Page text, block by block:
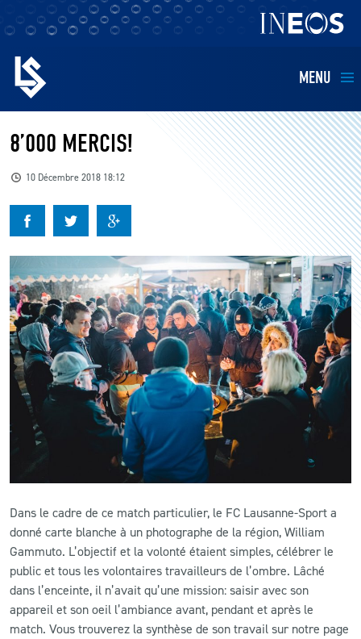
MENU
EQUIPES
BILLETTERIE
FANS
BUSINESS
RESTAURATION
CLUB
CONTACT
ACTUALITÉS
LS E-SHOP
L’APP DU LS
LS ACADEMY CAMPS
MATCH DES CELEBRITES
8’000 MERCIS!
10 Décembre 2018 18:12
Dans le cadre de ce match particulier, le FC Lausanne-Sport a
donné carte blanche à un photographe de la région, William
Gammuto. L’objectif et la volonté étaient simples, célébrer le
public et tous les volontaires travailleurs de l’ombre. Lâché
dans l’enceinte, il n’avait qu’une mission: saisir avec son
appareil et son oeil l’ambiance avant, pendant et après le
match. Vous trouverez la synthèse de son travail sur notre page